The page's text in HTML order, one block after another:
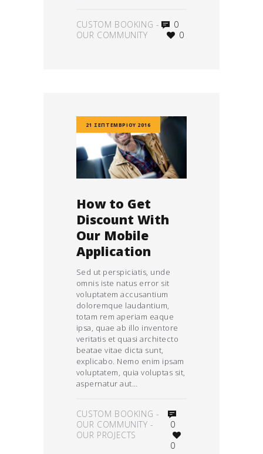
CUSTOM BOOKING -
OUR COMMUNITY
0
0
21 ΣΕΠΤΕΜΒΡΊΟΥ 2016
How to Get
Discount With
Our Mobile
Application
Sed ut perspiciatis, unde
omnis iste natus error sit
voluptatem accusantium
doloremque laudantium,
totam rem aperiam eaque
ipsa, quae ab illo inventore
veritatis et quasi architecto
beatae vitae dicta sunt,
explicabo. Nemo enim ipsam
voluptatem, quia voluptas sit,
aspernatur aut…
CUSTOM BOOKING -
OUR COMMUNITY -
OUR PROJECTS
0
0